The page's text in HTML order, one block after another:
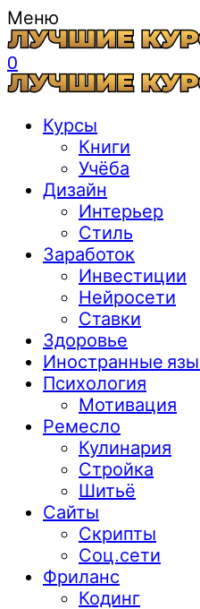
Меню
0
Курсы
Книги
Учёба
Дизайн
Интерьер
Стиль
Заработок
Инвестиции
Нейросети
Ставки
Здоровье
Иностранные
Психология
Мотивация
Ремесло
Кулинария
Стройка
Шитьё
Сайты
Скрипты
Соц.сети
Фриланс
Кодинг